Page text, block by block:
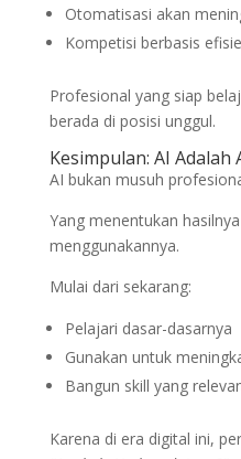
Otomatisasi akan
Kompetisi berbasis
Profesional yang siap
berada di posisi unggul.
Kesimpulan: AI Adalah
AI bukan musuh
Yang menentukan
menggunakannya.
Mulai dari sekarang:
Pelajari dasar-dasarnya
Gunakan untuk
Bangun skill yang
Karena di era digital ini,